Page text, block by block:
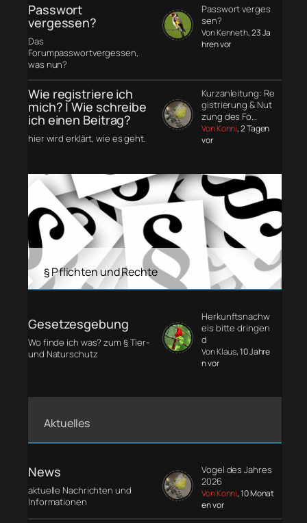
Passwort
vergessen?
Das
Forumpasswortvergessen,
was nun?
Passwort verges
sen?
Von Kenneth, 23 Ja
hren vor
Wie registriere ich
mich? | Wie schreibe
ich einen Beitrag?
hier wird erklärt, wie es geht.
Kurzanleitung: Re
gistrierung & Nut
zung des Fo…
Von Konni, 2 Tagen
vor
§ Pflichten und Rechte
Gesetzesgebung
Wo finde ich was? zum § Tier-
und Naturschutz
Herkunftsnachw
eis bitte dringen
d
Von Klaus, 10 Jahre
n vor
Aktuelles
News
aktuelle Nachrichten und
Informationen
Vogel des Jahres
2026
Von Konni, 10 Monat
en vor